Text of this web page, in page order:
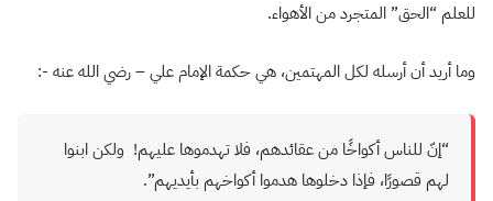
للعلم “الحق” المتجرد من الأهواء.
وما أريد أن أرسله لكل المهتمين، هي حكمة الإمام علي – رضي الله عنه -:
“إنّ للناس أكواخًا من عقائدهم، فلا تهدموها عليهم! ولكن ابنوا
لهم قصورًا، فإذا دخلوها هدموا أكواخهم بأيديهم”.